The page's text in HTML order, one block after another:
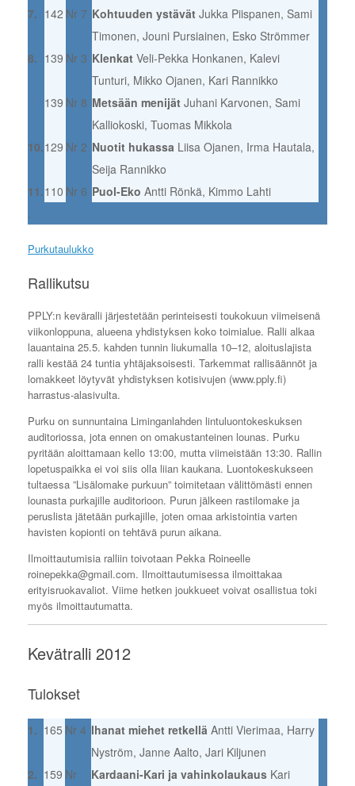
7. 142 Nr 7 Kohtuuden ystävät Jukka Piispanen, Sami
Timonen, Jouni Pursiainen, Esko Strömmer
8. 139 Nr 3 Klenkat Veli-Pekka Honkanen, Kalevi
Tunturi, Mikko Ojanen, Kari Rannikko
139 Nr 8 Metsään menijät Juhani Karvonen, Sami
Kalliokoski, Tuomas Mikkola
10.129 Nr 2 Nuotit hukassa Liisa Ojanen, Irma Hautala,
Seija Rannikko
11.110 Nr 6 Puol-Eko Antti Rönkä, Kimmo Lahti
.
Purkutaulukko
Rallikutsu
PPLY:n keväralli järjestetään perinteisesti toukokuun viimeisenä
viikonloppuna, alueena yhdistyksen koko toimialue. Ralli alkaa
lauantaina 25.5. kahden tunnin liukumalla 10–12, aloituslajista
ralli kestää 24 tuntia yhtäjaksoisesti. Tarkemmat rallisäännöt ja
lomakkeet löytyvät yhdistyksen kotisivujen (www.pply.fi)
harrastus-alasivulta.
Purku on sunnuntaina Liminganlahden lintuluontokeskuksen
auditoriossa, jota ennen on omakustanteinen lounas. Purku
pyritään aloittamaan kello 13:00, mutta viimeistään 13:30. Rallin
lopetuspaikka ei voi siis olla liian kaukana. Luontokeskukseen
tultaessa ”Lisälomake purkuun” toimitetaan välittömästi ennen
lounasta purkajille auditorioon. Purun jälkeen rastilomake ja
peruslista jätetään purkajille, joten omaa arkistointia varten
havisten kopionti on tehtävä purun aikana.
Ilmoittautumisia ralliin toivotaan Pekka Roineelle
roinepekka@gmail.com. Ilmoittautumisessa ilmoittakaa
erityisruokavaliot. Viime hetken joukkueet voivat osallistua toki
myös ilmoittautumatta.
Kevätralli 2012
Tulokset
1. 165 Nr 4 Ihanat miehet retkellä Antti Vierimaa, Harry
Nyström, Janne Aalto, Jari Kiljunen
2. 159 Nr
Kardaani-Kari ja vahinkolaukaus Kari